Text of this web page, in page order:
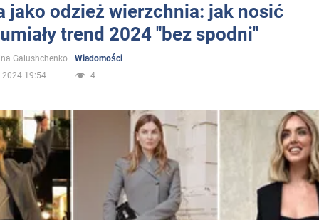
Ukrainie
jako odzież wierzchnia: jak nosić
trend 2024 "bez spodni"
Galushchenko
Wiadomości
19:54
4